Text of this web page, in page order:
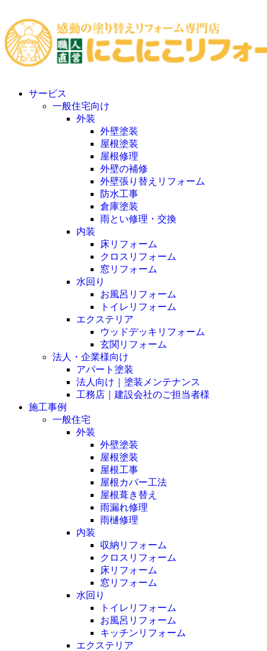
サービス
一般住宅向け
外装
外壁塗装
屋根塗装
屋根修理
外壁の補修
外壁張り替えリフォーム
防水工事
倉庫塗装
雨とい修理・交換
内装
床リフォーム
クロスリフォーム
窓リフォーム
水回り
お風呂リフォーム
トイレリフォーム
エクステリア
ウッドデッキリフォーム
玄関リフォーム
法人・企業様向け
アパート塗装
法人向け｜塗装メンテナンス
工務店｜建設会社のご担当者様
施工事例
一般住宅
外装
外壁塗装
屋根塗装
屋根工事
屋根カバー工法
屋根葺き替え
雨漏れ修理
雨樋修理
内装
収納リフォーム
クロスリフォーム
床リフォーム
窓リフォーム
水回り
トイレリフォーム
お風呂リフォーム
キッチンリフォーム
エクステリア